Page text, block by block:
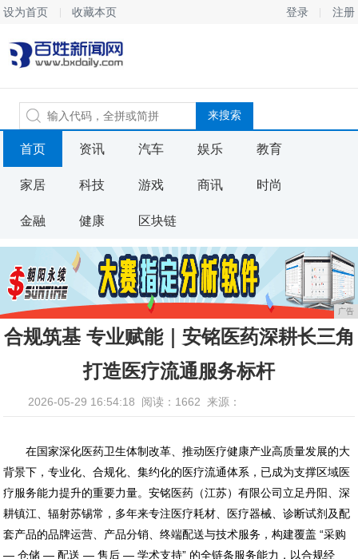
设为首页 收藏本页 登录 注册
首页 资讯 汽车 娱乐 教育
家居 科技 游戏 商讯 时尚
金融 健康 区块链
广告
合规筑基 专业赋能｜安铭医药深耕长三角
打造医疗流通服务标杆
2026-05-29 16:54:18 阅读：1662 来源：
在国家深化医药卫生体制改革、推动医疗健康产业高质量发展的大
背景下，专业化、合规化、集约化的医疗流通体系，已成为支撑区域医
疗服务能力提升的重要力量。安铭医药（江苏）有限公司立足丹阳、深
耕镇江、辐射苏锡常，多年来专注医疗耗材、医疗器械、诊断试剂及配
套产品的品牌运营、产品分销、终端配送与技术服务，构建覆盖 “采购
— 仓储 — 配送 — 售后 — 学术支持” 的全链条服务能力，以合规经